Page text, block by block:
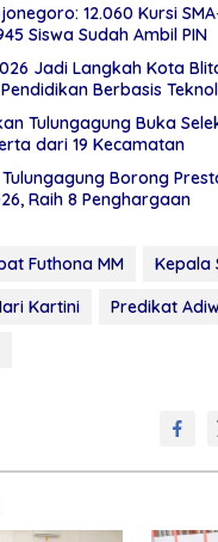
12.060 Kursi
Siswa Sudah Ambil PIN
Jadi Langkah Kota
Berbasis
Tulungagung Buka
dari 19 Kecamatan
Tulungagung Borong
Raih 8 Penghargaan
Futhona MM
Kepala
Kartini
Predikat